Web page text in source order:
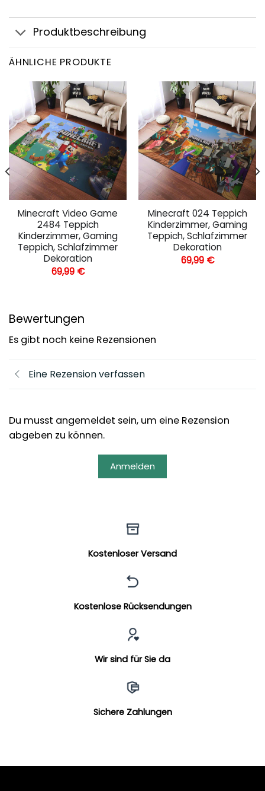
Produktbeschreibung
ÄHNLICHE PRODUKTE
Minecraft Video Game
2484 Teppich
Kinderzimmer, Gaming
Teppich, Schlafzimmer
Dekoration
69,99 €
Minecraft 024 Teppich
Kinderzimmer, Gaming
Teppich, Schlafzimmer
Dekoration
69,99 €
Bewertungen
Es gibt noch keine Rezensionen
Eine Rezension verfassen
Du musst angemeldet sein, um eine Rezension
abgeben zu können.
Anmelden
Kostenloser Versand
Kostenlose Rücksendungen
Wir sind für Sie da
Sichere Zahlungen